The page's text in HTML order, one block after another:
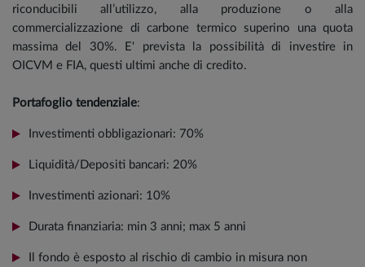
riconducibili all’utilizzo, alla produzione o alla
commercializzazione di carbone termico superino una quota
massima del 30%. E' prevista la possibilità di investire in
OICVM e FIA, questi ultimi anche di credito.
Portafoglio tendenziale:
Investimenti obbligazionari: 70%
Liquidità/Depositi bancari: 20%
Investimenti azionari: 10%
Durata finanziaria: min 3 anni; max 5 anni
Il fondo è esposto al rischio di cambio in misura non